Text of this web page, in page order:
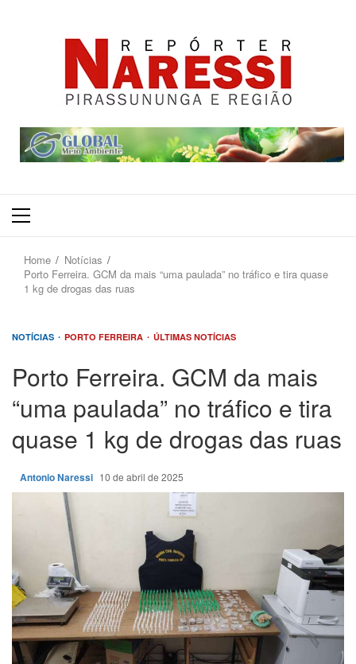
Primary
Home
Notícias
Porto Ferreira. GCM da mais “uma paulada” no tráfico e tira quase
1 kg de drogas das ruas
NOTÍCIAS PORTO FERREIRA ÚLTIMAS NOTÍCIAS
Porto Ferreira. GCM da mais
“uma paulada” no tráfico e tira
quase 1 kg de drogas das ruas
Antonio Naressi 10 de abril de 2025